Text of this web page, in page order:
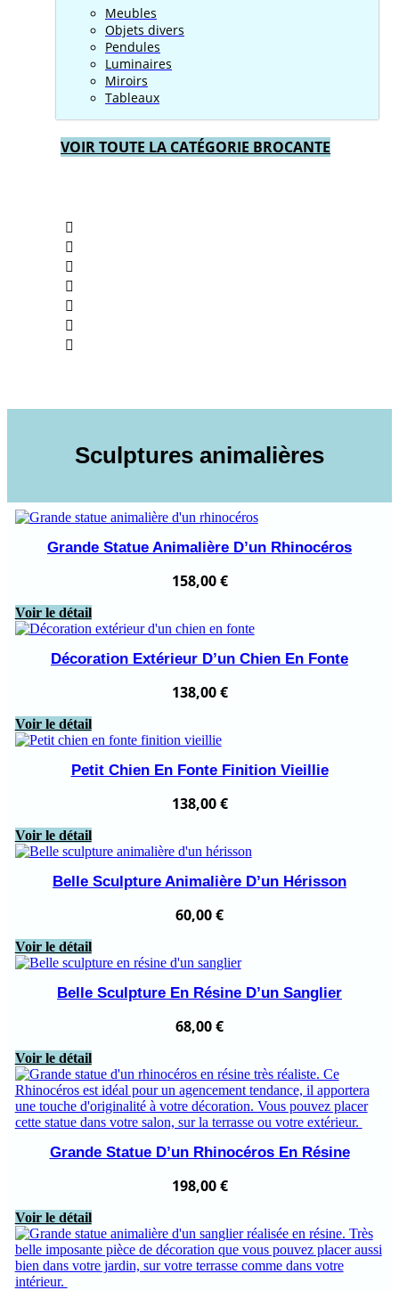
Meubles
Objets divers
Pendules
Luminaires
Miroirs
Tableaux
VOIR TOUTE LA CATÉGORIE BROCANTE
Sculptures animalières
Grande Statue Animalière D’un Rhinocéros
158,00€
Voir le détail
Décoration Extérieur D’un Chien En Fonte
138,00€
Voir le détail
Petit Chien En Fonte Finition Vieillie
138,00€
Voir le détail
Belle Sculpture Animalière D’un Hérisson
60,00€
Voir le détail
Belle Sculpture En Résine D’un Sanglier
68,00€
Voir le détail
Grande Statue D’un Rhinocéros En Résine
198,00€
Voir le détail